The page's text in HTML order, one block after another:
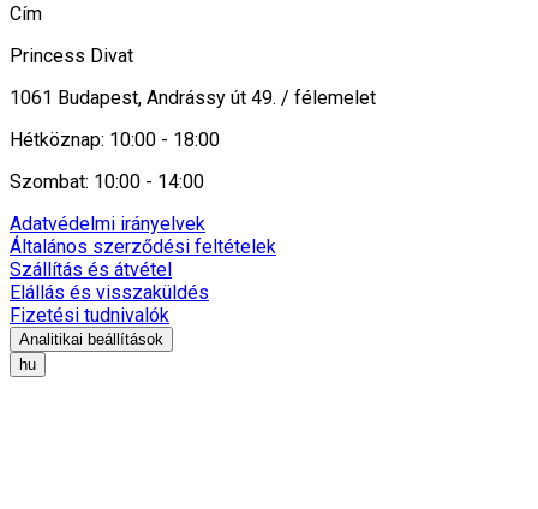
Cím
Princess Divat
1061 Budapest, Andrássy út 49. / félemelet
Hétköznap: 10:00 - 18:00
Szombat: 10:00 - 14:00
Adatvédelmi irányelvek
Általános szerződési feltételek
Szállítás és átvétel
Elállás és visszaküldés
Fizetési tudnivalók
Analitikai beállítások
hu